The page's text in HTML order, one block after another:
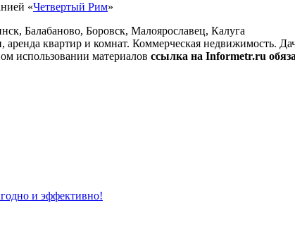
«Четвертый Рим»
Балабаново, Боровск, Малоярославец, Калуга
квартир и комнат. Коммерческая недвижимость.
использовании материалов ссылка на Informetr.ru
и эффективно!